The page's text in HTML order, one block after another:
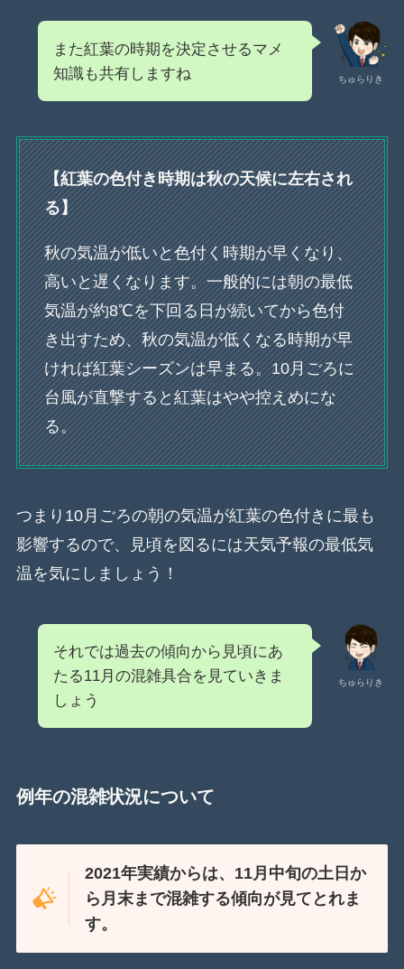
ちゅらりき
また紅葉の時期を決定させるマメ
知識も共有しますね
【紅葉の色付き時期は秋の天候に左右され
る】
秋の気温が低いと色付く時期が早くなり、
高いと遅くなります。一般的には朝の最低
気温が約8℃を下回る日が続いてから色付
き出すため、秋の気温が低くなる時期が早
ければ紅葉シーズンは早まる。10月ごろに
台風が直撃すると紅葉はやや控えめにな
る。
つまり10月ごろの朝の気温が紅葉の色付きに最も
影響するので、見頃を図るには天気予報の最低気
温を気にしましょう！
ちゅらりき
それでは過去の傾向から見頃にあ
たる11月の混雑具合を見ていきま
しょう
例年の混雑状況について
2021年実績からは、11月中旬の土日か
ら月末まで混雑する傾向が見てとれま
す。